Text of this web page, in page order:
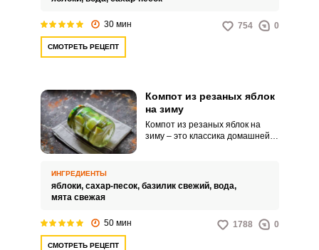
понадобится больше, чем в
30 мин 754 0
СМОТРЕТЬ РЕЦЕПТ
Компот из резаных яблок
на зиму
Компот из резаных яблок на
зиму – это классика домашней
сортов плотные с насыщенным
ИНГРЕДИЕНТЫ
яблоки, сахар-песок, базилик свежий, вода,
мята свежая
50 мин 1788 0
СМОТРЕТЬ РЕЦЕПТ